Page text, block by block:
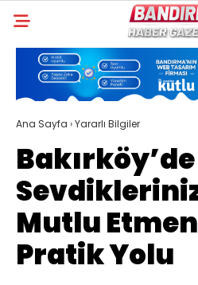
Ana Sayfa ›Yararlı Bilgiler
Bakırköy’de
Mutlu
Pratik Yolu